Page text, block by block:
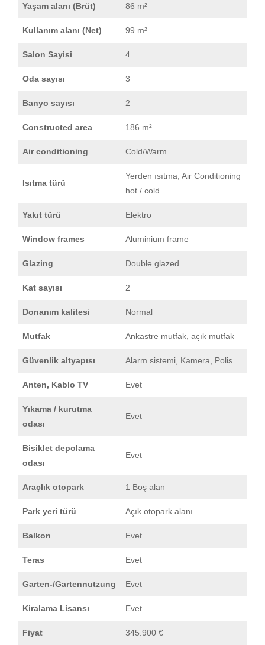
Yaşam alanı (Brüt) 86 m²
Kullanım alanı (Net) 99 m²
Salon Sayisi 4
Oda sayısı 3
Banyo sayısı 2
Constructed area 186 m²
Air conditioning Cold/Warm
Isıtma türü
Yerden ısıtma, Air Conditioning
hot / cold
Yakıt türü Elektro
Window frames Aluminium frame
Glazing Double glazed
Kat sayısı 2
Donanım kalitesi Normal
Mutfak Ankastre mutfak, açık mutfak
Güvenlik altyapısı Alarm sistemi, Kamera, Polis
Anten, Kablo TV Evet
Yıkama / kurutma
odası
Evet
Bisiklet depolama
odası
Evet
Araçlık otopark 1 Boş alan
Park yeri türü Açık otopark alanı
Balkon Evet
Teras Evet
Garten-/Gartennutzung Evet
Kiralama Lisansı Evet
Fiyat 345.900 €